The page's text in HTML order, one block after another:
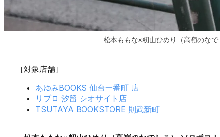
松本ももな×籾山ひめり（高嶺のな
［対象店舗］
あゆみBOOKS 仙台一番町 店
リブロ 汐留 シオサイト店
TSUTAYA BOOKSTORE 則武新町